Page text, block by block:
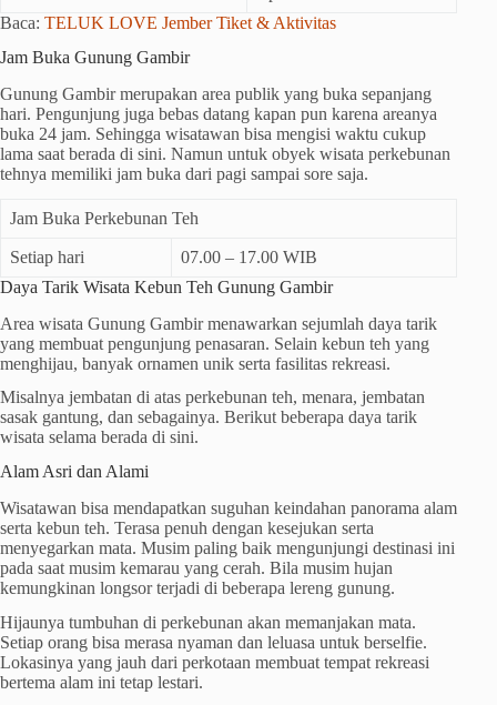
Baca: TELUK LOVE Jember Tiket & Aktivitas
Jam Buka Gunung Gambir
Gunung Gambir merupakan area publik yang buka sepanjang
hari. Pengunjung juga bebas datang kapan pun karena areanya
buka 24 jam. Sehingga wisatawan bisa mengisi waktu cukup
lama saat berada di sini. Namun untuk obyek wisata perkebunan
tehnya memiliki jam buka dari pagi sampai sore saja.
Jam Buka Perkebunan Teh
Setiap hari
07.00 – 17.00 WIB
Daya Tarik Wisata Kebun Teh Gunung Gambir
Area wisata Gunung Gambir menawarkan sejumlah daya tarik
yang membuat pengunjung penasaran. Selain kebun teh yang
menghijau, banyak ornamen unik serta fasilitas rekreasi.
Misalnya jembatan di atas perkebunan teh, menara, jembatan
sasak gantung, dan sebagainya. Berikut beberapa daya tarik
wisata selama berada di sini.
Alam Asri dan Alami
Wisatawan bisa mendapatkan suguhan keindahan panorama alam
serta kebun teh. Terasa penuh dengan kesejukan serta
menyegarkan mata. Musim paling baik mengunjungi destinasi ini
pada saat musim kemarau yang cerah. Bila musim hujan
kemungkinan longsor terjadi di beberapa lereng gunung.
Hijaunya tumbuhan di perkebunan akan memanjakan mata.
Setiap orang bisa merasa nyaman dan leluasa untuk berselfie.
Lokasinya yang jauh dari perkotaan membuat tempat rekreasi
bertema alam ini tetap lestari.